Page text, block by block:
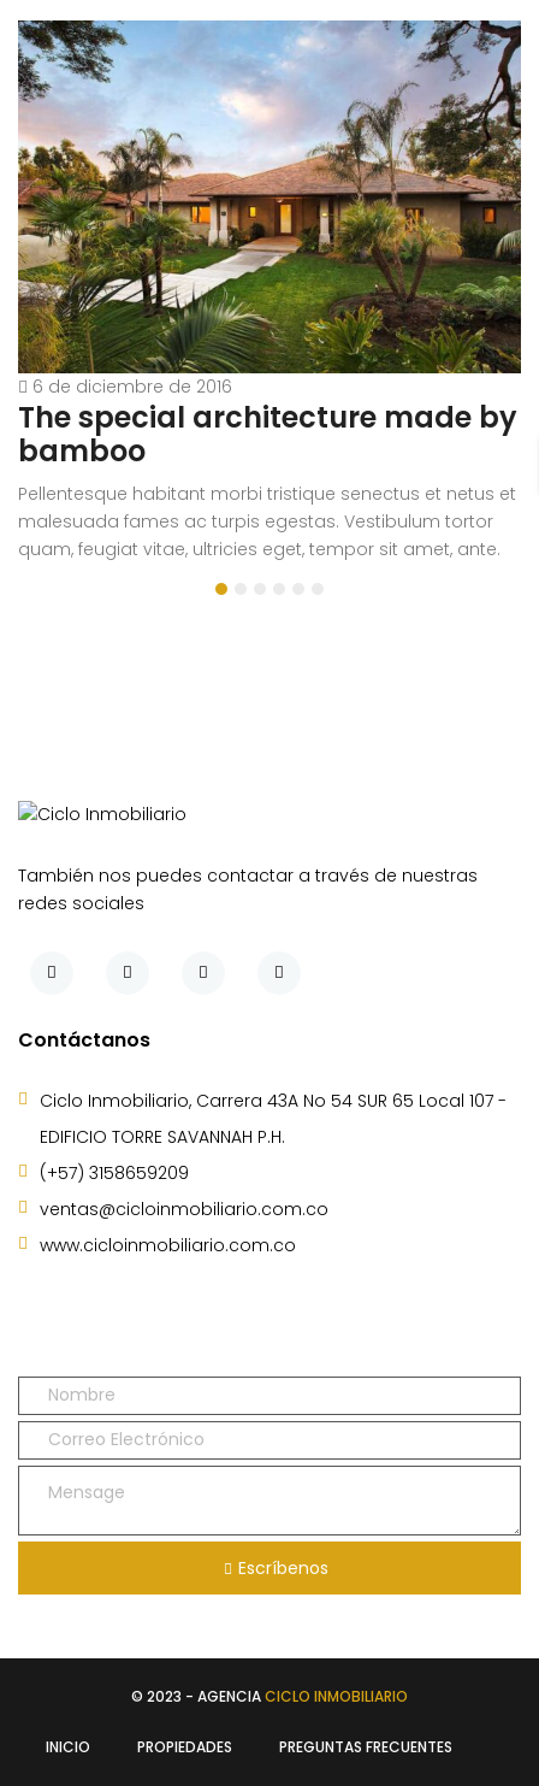
6 de diciembre de 2016
The special architecture made by
bamboo
Pellentesque habitant morbi tristique senectus et netus et
malesuada fames ac turpis egestas. Vestibulum tortor
quam, feugiat vitae, ultricies eget, tempor sit amet, ante.
Donec eu libero sit amet quam egestas semper. Aenean
También nos puedes contactar a través de nuestras
redes sociales
Contáctanos
Ciclo Inmobiliario, Carrera 43A No 54 SUR 65 Local 107 -
EDIFICIO TORRE SAVANNAH P.H.
(+57) 3158659209
ventas@cicloinmobiliario.com.co
www.cicloinmobiliario.com.co
Escríbenos
© 2023 - AGENCIACICLO INMOBILIARIO
INICIO PROPIEDADES PREGUNTAS FRECUENTES